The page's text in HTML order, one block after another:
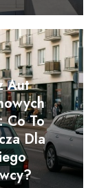
Aut
Co To
Dla